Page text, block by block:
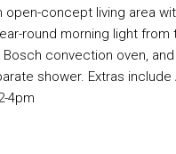
concept living area
round morning light
convection oven,
shower. Extras include
4pm